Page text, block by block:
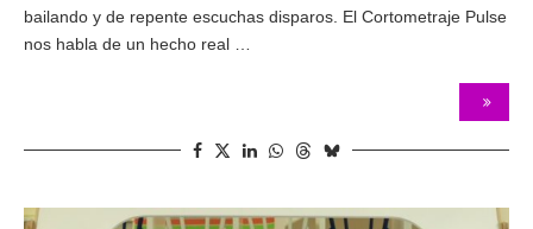
bailando y de repente escuchas disparos. El Cortometraje Pulse
nos habla de un hecho real …